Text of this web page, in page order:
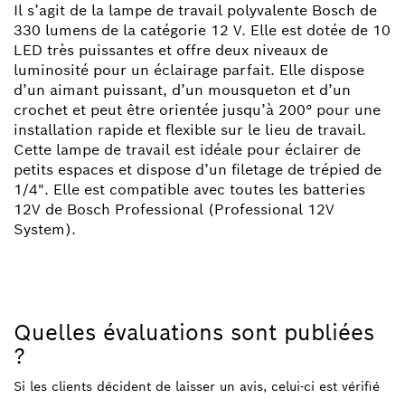
Il s’agit de la lampe de travail polyvalente Bosch de
330 lumens de la catégorie 12 V. Elle est dotée de 10
LED très puissantes et offre deux niveaux de
luminosité pour un éclairage parfait. Elle dispose
d’un aimant puissant, d’un mousqueton et d’un
crochet et peut être orientée jusqu’à 200° pour une
installation rapide et flexible sur le lieu de travail.
Cette lampe de travail est idéale pour éclairer de
petits espaces et dispose d’un filetage de trépied de
1/4". Elle est compatible avec toutes les batteries
12V de Bosch Professional (Professional 12V
System).
Quelles évaluations sont publiées
?
Si les clients décident de laisser un avis, celui-ci est vérifié